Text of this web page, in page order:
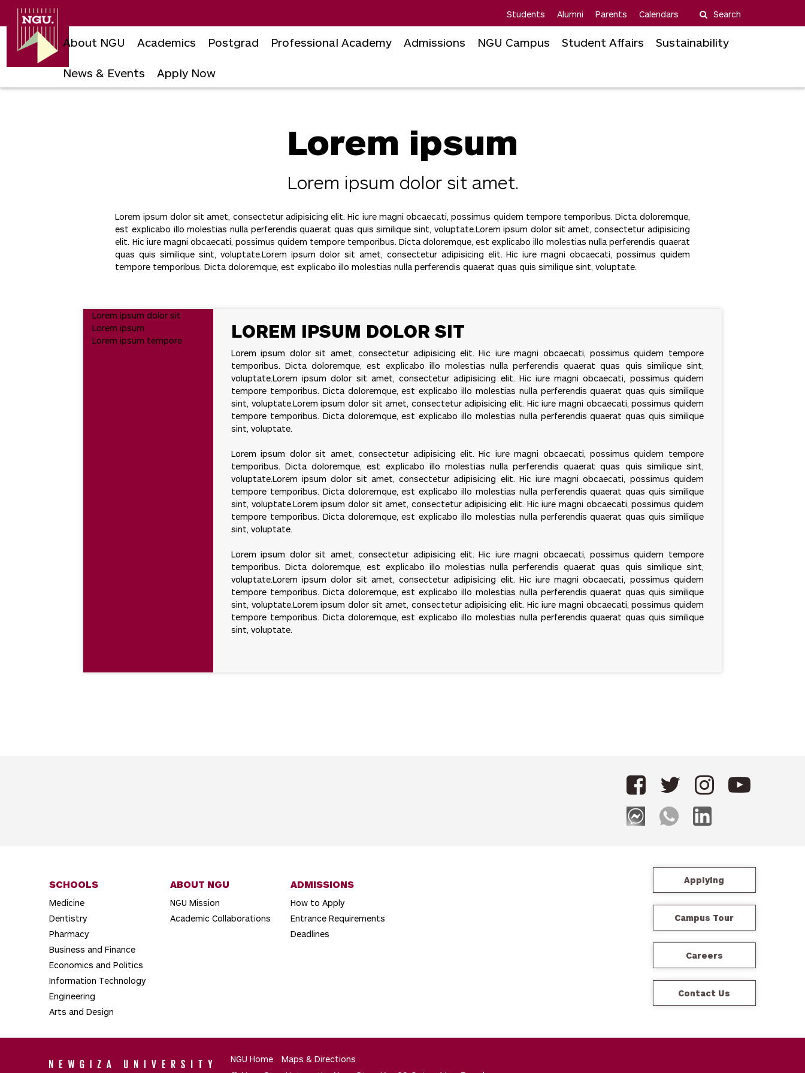
Skip
University
Students Alumni Parents Calendars Search
About NGU Academics Postgrad Professional Academy Admissions NGU Campus Student Affairs Sustainability
News & Events Apply Now
Lorem ipsum
Lorem ipsum dolor sit amet.
Lorem ipsum dolor sit amet, consectetur adipisicing elit. Hic iure magni obcaecati, possimus quidem tempore temporibus. Dicta doloremque,
est explicabo illo molestias nulla perferendis quaerat quas quis similique sint, voluptate.Lorem ipsum dolor sit amet, consectetur adipisicing
elit. Hic iure magni obcaecati, possimus quidem tempore temporibus. Dicta doloremque, est explicabo illo molestias nulla perferendis quaerat
quas quis similique sint, voluptate.Lorem ipsum dolor sit amet, consectetur adipisicing elit. Hic iure magni obcaecati, possimus quidem
tempore temporibus. Dicta doloremque, est explicabo illo molestias nulla perferendis quaerat quas quis similique sint, voluptate.
Lorem ipsum dolor sit
Lorem ipsum
Lorem ipsum tempore
LOREM IPSUM DOLOR SIT
Lorem ipsum dolor sit amet, consectetur adipisicing elit. Hic iure magni obcaecati, possimus quidem tempore
temporibus. Dicta doloremque, est explicabo illo molestias nulla perferendis quaerat quas quis similique sint,
voluptate.Lorem ipsum dolor sit amet, consectetur adipisicing elit. Hic iure magni obcaecati, possimus quidem
tempore temporibus. Dicta doloremque, est explicabo illo molestias nulla perferendis quaerat quas quis similique
sint, voluptate.Lorem ipsum dolor sit amet, consectetur adipisicing elit. Hic iure magni obcaecati, possimus quidem
tempore temporibus. Dicta doloremque, est explicabo illo molestias nulla perferendis quaerat quas quis similique
sint, voluptate.
Lorem ipsum dolor sit amet, consectetur adipisicing elit. Hic iure magni obcaecati, possimus quidem tempore
temporibus. Dicta doloremque, est explicabo illo molestias nulla perferendis quaerat quas quis similique sint,
voluptate.Lorem ipsum dolor sit amet, consectetur adipisicing elit. Hic iure magni obcaecati, possimus quidem
tempore temporibus. Dicta doloremque, est explicabo illo molestias nulla perferendis quaerat quas quis similique
sint, voluptate.Lorem ipsum dolor sit amet, consectetur adipisicing elit. Hic iure magni obcaecati, possimus quidem
tempore temporibus. Dicta doloremque, est explicabo illo molestias nulla perferendis quaerat quas quis similique
sint, voluptate.
Lorem ipsum dolor sit amet, consectetur adipisicing elit. Hic iure magni obcaecati, possimus quidem tempore
temporibus. Dicta doloremque, est explicabo illo molestias nulla perferendis quaerat quas quis similique sint,
voluptate.Lorem ipsum dolor sit amet, consectetur adipisicing elit. Hic iure magni obcaecati, possimus quidem
tempore temporibus. Dicta doloremque, est explicabo illo molestias nulla perferendis quaerat quas quis similique
sint, voluptate.Lorem ipsum dolor sit amet, consectetur adipisicing elit. Hic iure magni obcaecati, possimus quidem
tempore temporibus. Dicta doloremque, est explicabo illo molestias nulla perferendis quaerat quas quis similique
sint, voluptate.
SCHOOLS
Medicine
Dentistry
Pharmacy
Business and Finance
Economics and Politics
Information Technology
Engineering
Arts and Design
ABOUT NGU
NGU Mission
Academic Collaborations
ADMISSIONS
How to Apply
Entrance Requirements
Deadlines
Applying
Campus Tour
Careers
Contact Us
NGU Home Maps & Directions